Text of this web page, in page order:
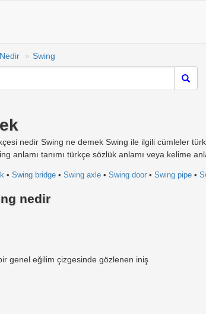
Nedir Swing
nedir Swing ne demek Swing ile ilgili cümleler
anlamı tanımı türkçe sözlük anlamı veya kelime
• Swing bridge • Swing axle • Swing door • Swing pipe •
nedir
genel eğilim çizgesinde gözlenen iniş